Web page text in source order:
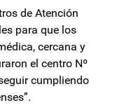
de Atención
para que los
cercana y
el centro Nº
cumpliendo